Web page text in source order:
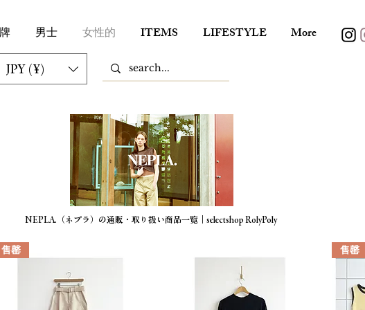
男士 女性的 ITEMS LIFESTYLE More
JPY (¥)
NEPLA.（ネプラ）の通販・取り扱い商品一覧｜selectshop RolyPoly
售罄 售罄